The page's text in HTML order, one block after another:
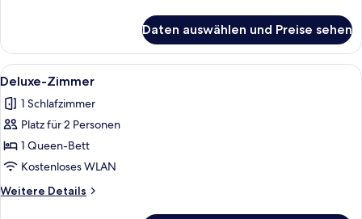
Daten auswählen und Preise sehen
Alle
Fotos
für
Deluxe-
Zimmer
anzeigen
Ein Hotelzimmer mit einem großen
9
Deluxe-Zimmer
1 Schlafzimmer
Platz für 2 Personen
1 Queen-Bett
Kostenloses WLAN
Weitere Details
Weitere